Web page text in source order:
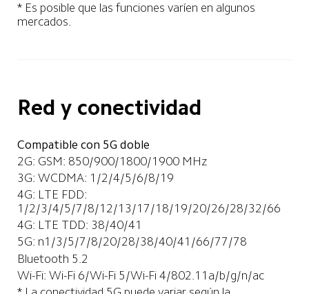
* Es posible que las funciones varíen en algunos
mercados.
Red y conectividad
Compatible con 5G doble
2G: GSM: 850/900/1800/1900 MHz
3G: WCDMA: 1/2/4/5/6/8/19
4G: LTE FDD:
1/2/3/4/5/7/8/12/13/17/18/19/20/26/28/32/66
4G: LTE TDD: 38/40/41
5G: n1/3/5/7/8/20/28/38/40/41/66/77/78
Bluetooth 5.2
Wi-Fi: Wi-Fi 6/Wi-Fi 5/Wi-Fi 4/802.11a/b/g/n/ac